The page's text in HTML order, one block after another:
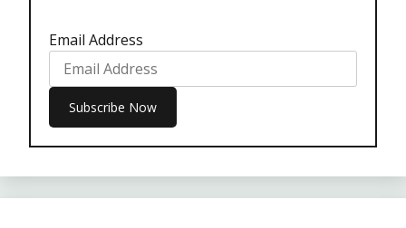
Email Address